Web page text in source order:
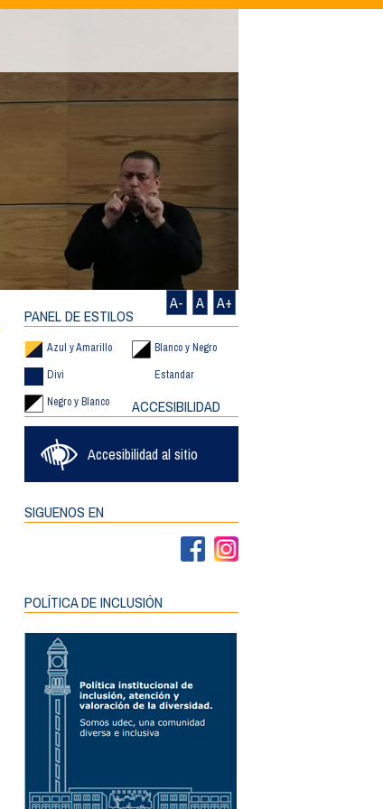
A+
A
A-
PANEL DE ESTILOS
Azul y Amarillo
Blanco y Negro
Divi
Estandar
Negro y Blanco
ACCESIBILIDAD
Accesibilidad al sitio
SIGUENOS EN
POLÍTICA DE INCLUSIÓN